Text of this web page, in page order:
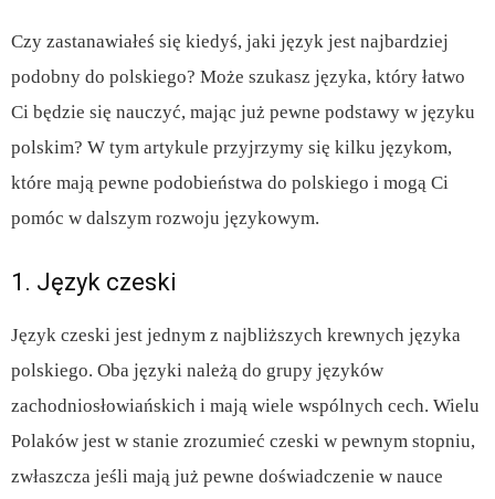
Czy zastanawiałeś się kiedyś, jaki język jest najbardziej
podobny do polskiego? Może szukasz języka, który łatwo
Ci będzie się nauczyć, mając już pewne podstawy w języku
polskim? W tym artykule przyjrzymy się kilku językom,
które mają pewne podobieństwa do polskiego i mogą Ci
pomóc w dalszym rozwoju językowym.
1. Język czeski
Język czeski jest jednym z najbliższych krewnych języka
polskiego. Oba języki należą do grupy języków
zachodniosłowiańskich i mają wiele wspólnych cech. Wielu
Polaków jest w stanie zrozumieć czeski w pewnym stopniu,
zwłaszcza jeśli mają już pewne doświadczenie w nauce